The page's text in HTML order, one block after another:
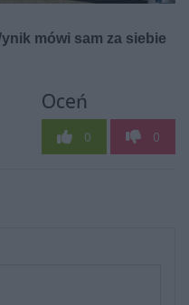
Oceń
0 0